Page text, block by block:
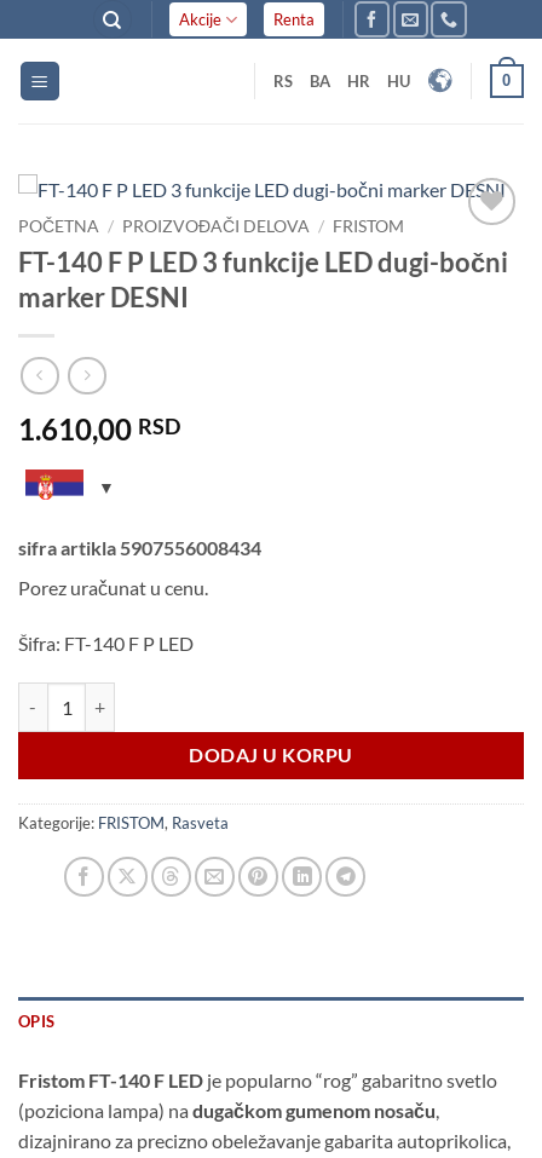
to
content
Akcije Renta
RS BA HR HU 0
Dodaj
u listu
POČETNA / PROIZVOĐAČI DELOVA / FRISTOM
FT-140 F P LED 3 funkcije LED dugi-bočni
marker DESNI
1.610,00 RSD
sifra artikla5907556008434
Porez uračunat u cenu.
Šifra: FT-140 F P LED
DODAJ U KORPU
Kategorije: FRISTOM, Rasveta
OPIS
Fristom FT-140 F LED je popularno “rog” gabaritno svetlo
(poziciona lampa) na dugačkom gumenom nosaču,
dizajnirano za precizno obeležavanje gabarita autoprikolica,